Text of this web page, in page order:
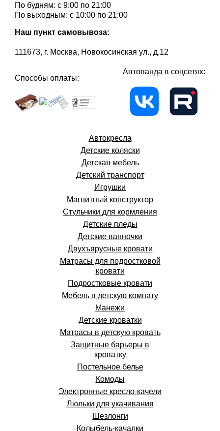
По будням: с 9:00 по 21:00
По выходным: с 10:00 по 21:00
Наш пункт самовывоза:
111673, г. Москва, Новокосинская ул., д.12
Способы оплаты:
Автопанда в соцсетях:
Автокресла
Детские коляски
Детская мебель
Детский транспорт
Игрушки
Магнитный конструктор
Стульчики для кормления
Детские пледы
Детские ванночки
Двухъярусные кровати
Матрасы для подростковой
кровати
Подростковые кровати
Мебель в детскую комнату
Манежи
Детские кроватки
Матрасы в детскую кровать
Защитные барьеры в
кроватку
Постельное белье
Комоды
Электронные кресло-качели
Люльки для укачивания
Шезлонги
Колыбель-качалки